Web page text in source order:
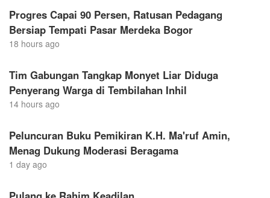
Progres Capai 90 Persen, Ratusan Pedagang
Bersiap Tempati Pasar Merdeka Bogor
18 hours ago
Tim Gabungan Tangkap Monyet Liar Diduga
Penyerang Warga di Tembilahan Inhil
14 hours ago
Peluncuran Buku Pemikiran K.H. Ma'ruf Amin,
Menag Dukung Moderasi Beragama
1 day ago